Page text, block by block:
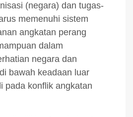
(negara) dan tugas-
memenuhi sistem
angkatan perang
dalam
negara dan
bawah keadaan luar
pada konflik angkatan